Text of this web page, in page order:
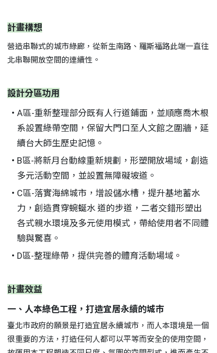
計畫構想
營造串聯式的城市綠廊，從新生南路、羅斯福路此端一直往
北串聯開放空間的連續性。
設計分區功用
A區-重新整理部分既有人行道鋪面，並順應喬木根
系設置綠帶空間，保留大門口至人文館之圍牆，延
續台大師生歷史記憶。
B區-將新月台動線重新規劃，形塑開放場域，創造
多元活動空間，並設置無障礙坡道。
C區-落實海綿城市，增設儲水槽，提升基地蓄水
力，創造貫穿蜿蜒水 道的步道，二者交錯形塑出
各式親水環境及多元使用模式，帶給使用者不同體
驗與驚喜。
D區-整理綠帶，提供完善的體育活動場域。
計畫效益
一、人本綠色工程，打造宜居永續的城市
臺北市政府的願景是打造宜居永續城市，而人本環境是一個
很重要的方法，打造任何人都可以平等而安全的使用空間，